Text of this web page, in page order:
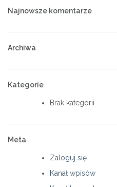
Najnowsze komentarze
Archiwa
Kategorie
Brak kategorii
Meta
Zaloguj się
Kanał wpisów